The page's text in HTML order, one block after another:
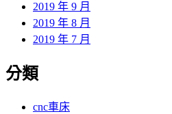
2019 年 9 月
2019 年 8 月
2019 年 7 月
分類
cnc車床